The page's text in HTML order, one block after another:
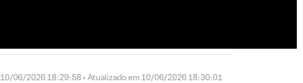
10/06/2026 18:29:58 • Atualizado em 10/06/2026 18:30:01